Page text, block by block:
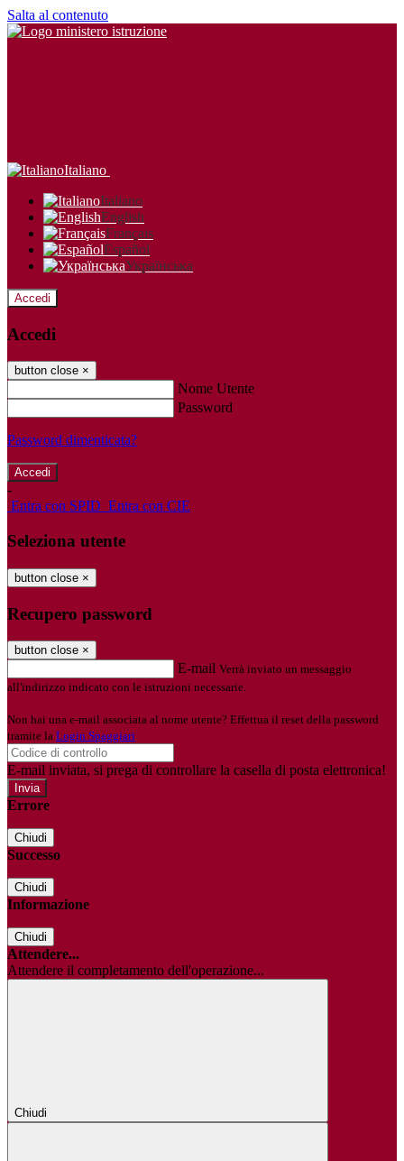
Salta al contenuto
Italiano
Italiano
English
Français
Español
Українська
Accedi
Accedi
button close ×
Nome Utente
Password
Password dimenticata?
-
Entra con SPID Entra con CIE
Seleziona utente
button close ×
Recupero password
button close ×
E-mail Verrà inviato un messaggio
all'indirizzo indicato con le istruzioni necessarie.
Non hai una e-mail associata al nome utente? Effettua il reset della password
tramite la Login Spaggiari
E-mail inviata, si prega di controllare la casella di posta elettronica!
Errore
Chiudi
Successo
Chiudi
Informazione
Chiudi
Attendere...
Attendere il completamento dell'operazione...
Chiudi